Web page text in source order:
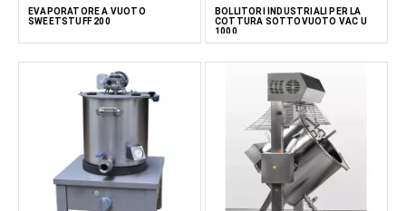
EVAPORATORE A VUOTO
SWEETSTUFF 200
BOLLITORI INDUSTRIALI PER LA
COTTURA SOTTOVUOTO VAC U
1000